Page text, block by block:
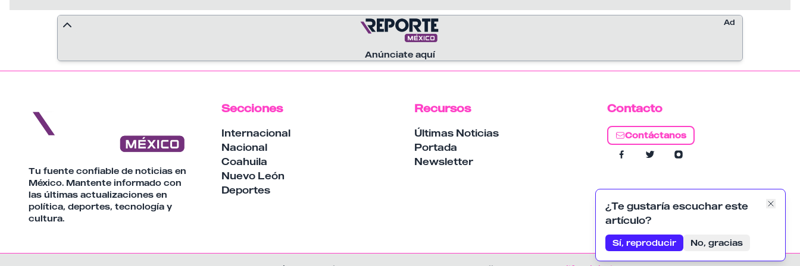
¿Te gustaría escuchar este
artículo?
Sí, reproducir No, gracias
Anúnciate aquí
Ad
Tu fuente confiable de noticias en
México. Mantente informado con
las últimas actualizaciones en
política, deportes, tecnología y
cultura.
Secciones
Internacional
Nacional
Coahuila
Nuevo León
Deportes
Recursos
Últimas Noticias
Portada
Newsletter
Contacto
Contáctanos